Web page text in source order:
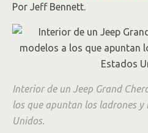
en la era de la
Por Jeff Bennett.
Interior de un Jeep Grand
los que apuntan los ladrones y
Unidos.